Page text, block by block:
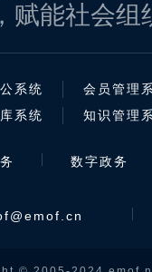
赋能社会组
系统
会员管理
系统
知识管理
数字政务